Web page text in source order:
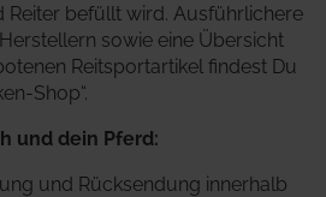
befüllt wird. Ausführlichere
sowie eine Übersicht
Reitsportartikel findest Du
Shop“.
und dein Pferd:
und Rücksendung innerhalb